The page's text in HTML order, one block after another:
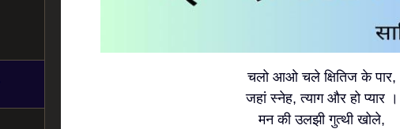
चलो आओ चले क्षितिज के पार,
जहां स्नेह, त्याग और हो प्यार ।
मन की उलझी गुत्थी खोले,